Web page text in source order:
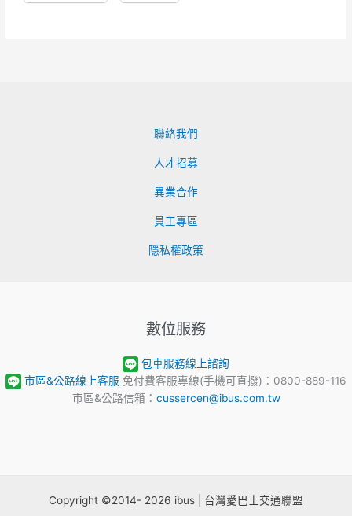
聯絡我們
人才招募
異業合作
員工專區
隱私權政策
數位服務
包車服務線上諮詢
市區&公路線上客服 免付費客服專線(手機可直撥)：0800-889-116
市區&公路信箱： cussercen@ibus.com.tw
Copyright ©2014- 2026 ibus | 台灣愛巴士交通聯盟